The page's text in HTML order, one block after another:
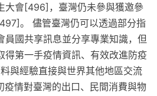
大會[496]，臺灣仍未參與獲邀參
。 儘管臺灣仍可以透過部分指
員國共享訊息並分享專業知識，但
得第一手疫情資訊、有效改進防疫
與經驗直接與世界其他地區交流
情對臺灣的出口、民間消費與物